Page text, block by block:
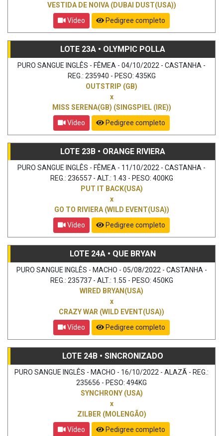
VESTIDA DE NOIVA (DUBAI DUST(USA))
Vídeo
Pedigree completo
LOTE 23A • OLYMPIC POLLA
PURO SANGUE INGLÊS - FÊMEA - 04/10/2022 - CASTANHA -
REG.: 235940 - PESO: 435KG
OUTSTRIP (GB)
x
MISS SERENA(GB) (SINGSPIEL (IRE))
Vídeo
Pedigree completo
LOTE 23B • ORANGE RIVIERA
PURO SANGUE INGLÊS - FÊMEA - 11/10/2022 - CASTANHA -
REG.: 236557 - ALT.: 1.43 - PESO: 400KG
PUT IT BACK(USA)
x
GO TO RIVIERA (WILD EVENT(USA))
Vídeo
Pedigree completo
LOTE 24A • QUE BRYAN
PURO SANGUE INGLÊS - MACHO - 05/08/2022 - CASTANHA -
REG.: 235737 - ALT.: 1.55 - PESO: 450KG
WIRED BRYAN(USA)
x
CRAZY WAR (WILD EVENT(USA))
Vídeo
Pedigree completo
LOTE 24B • SINCRONIZADO
PURO SANGUE INGLÊS - MACHO - 16/10/2022 - ALAZÃ - REG.:
235656 - PESO: 494KG
SYNCHRONY (USA)
x
ZILBER (MOLENGÃO)
Vídeo
Pedigree completo